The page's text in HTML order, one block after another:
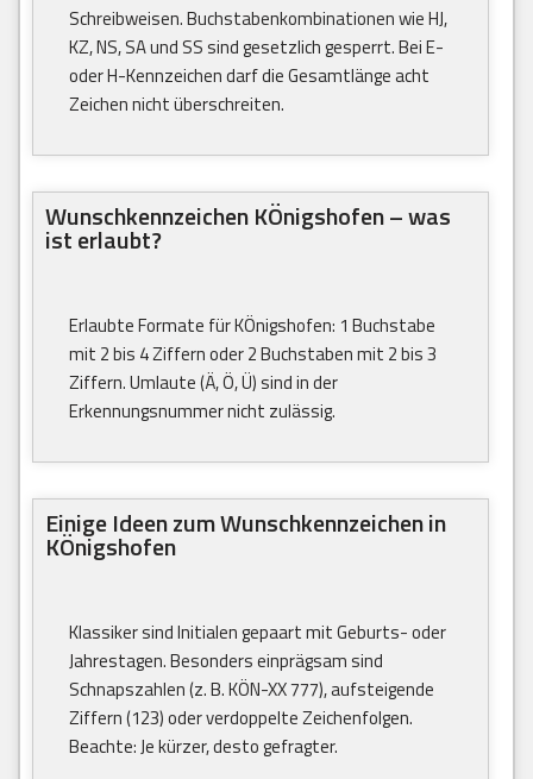
Schreibweisen. Buchstabenkombinationen wie HJ,
KZ, NS, SA und SS sind gesetzlich gesperrt. Bei E-
oder H-Kennzeichen darf die Gesamtlänge acht
Zeichen nicht überschreiten.
Wunschkennzeichen KÖnigshofen – was
ist erlaubt?
Erlaubte Formate für KÖnigshofen: 1 Buchstabe
mit 2 bis 4 Ziffern oder 2 Buchstaben mit 2 bis 3
Ziffern. Umlaute (Ä, Ö, Ü) sind in der
Erkennungsnummer nicht zulässig.
Einige Ideen zum Wunschkennzeichen in
KÖnigshofen
Klassiker sind Initialen gepaart mit Geburts- oder
Jahrestagen. Besonders einprägsam sind
Schnapszahlen (z. B. KÖN-XX 777), aufsteigende
Ziffern (123) oder verdoppelte Zeichenfolgen.
Beachte: Je kürzer, desto gefragter.